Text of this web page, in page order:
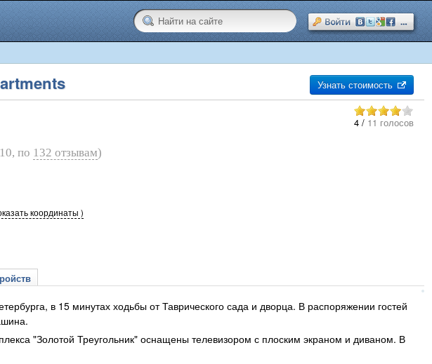
Узнать стоимость
4 / 11 голосов
10, по 132 отзывам)
координаты )
в 15 минутах ходьбы от Таврического сада и дворца. В распоряжении гостей
"Золотой Треугольник" оснащены телевизором с плоским экраном и диваном. В